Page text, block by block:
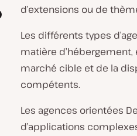
d’extensions ou de
Les différents types
matière
marché cible et de la
compétents.
Les agences orientées
d’applications